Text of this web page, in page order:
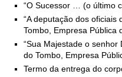
“O Sucessor … (o último
“A deputação dos
Tombo, Empresa Pública
“Sua Majestade o
do Tombo, Empresa
Termo da entrega do